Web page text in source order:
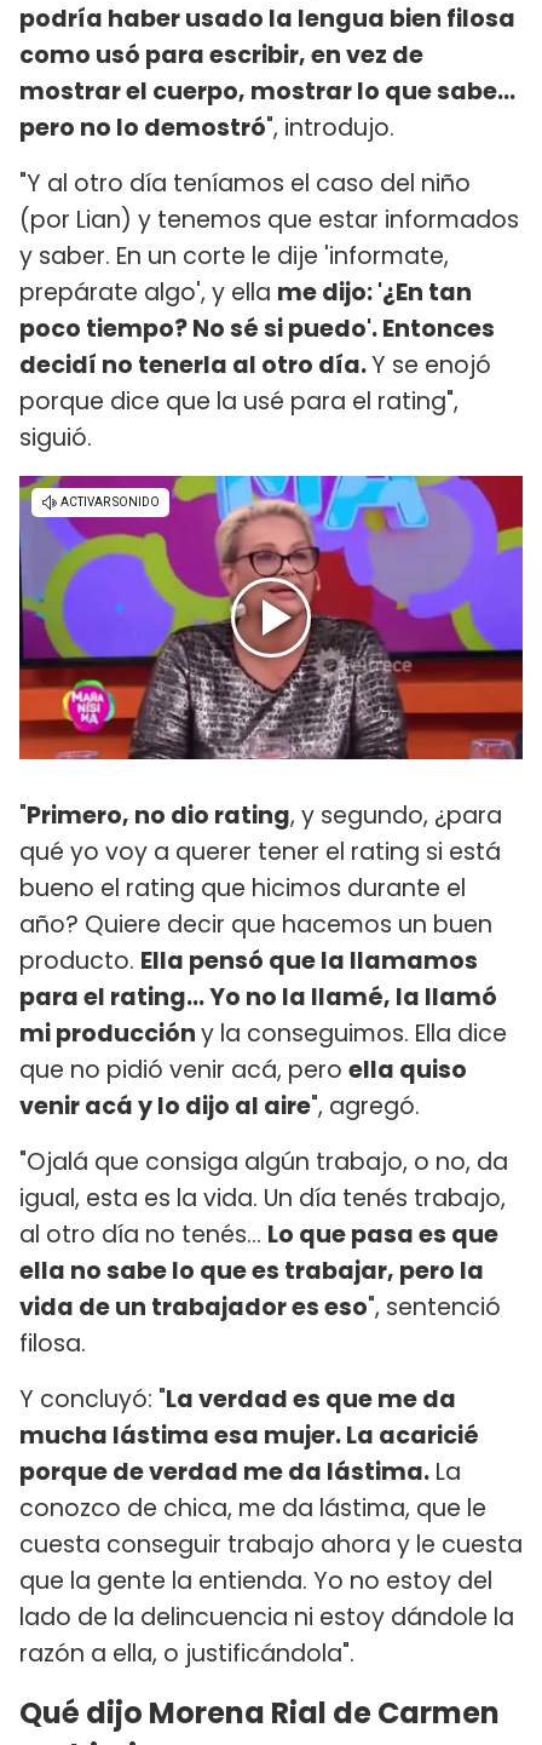
podría haber usado la lengua bien filosa
como usó para escribir, en vez de
mostrar el cuerpo, mostrar lo que sabe...
pero no lo demostró", introdujo.
"Y al otro día teníamos el caso del niño
(por Lian) y tenemos que estar informados
y saber. En un corte le dije 'informate,
prepárate algo', y ella me dijo: '¿En tan
poco tiempo? No sé si puedo'. Entonces
decidí no tenerla al otro día.Y se enojó
porque dice que la usé para el rating",
siguió.
"Primero, no dio rating, y segundo, ¿para
qué yo voy a querer tener el rating si está
bueno el rating que hicimos durante el
año? Quiere decir que hacemos un buen
producto. Ella pensó que la llamamos
para el rating... Yo no la llamé, la llamó
mi produccióny la conseguimos. Ella dice
que no pidió venir acá, pero ella quiso
venir acá y lo dijo al aire", agregó.
"Ojalá que consiga algún trabajo, o no, da
igual, esta es la vida. Un día tenés trabajo,
al otro día no tenés... Lo que pasa es que
ella no sabe lo que es trabajar, pero la
vida de un trabajador es eso", sentenció
filosa.
Y concluyó: "La verdad es que me da
mucha lástima esa mujer. La acaricié
porque de verdad me da lástima. La
conozco de chica, me da lástima, que le
cuesta conseguir trabajo ahora y le cuesta
que la gente la entienda. Yo no estoy del
lado de la delincuencia ni estoy dándole la
razón a ella, o justificándola".
Qué dijo Morena Rial de Carmen